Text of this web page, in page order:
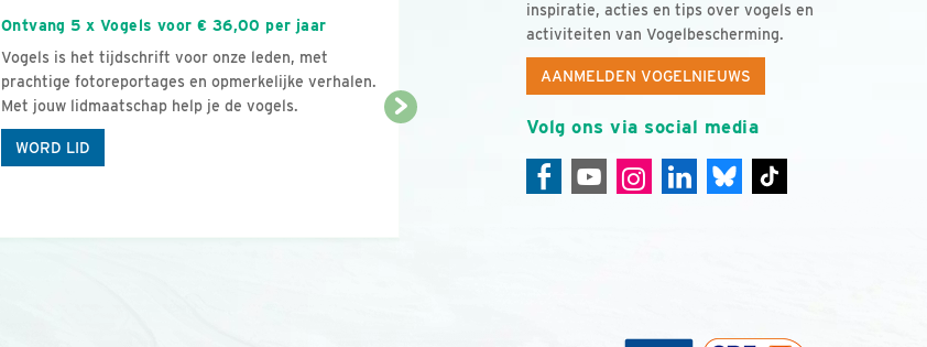
inspiratie, acties en tips over vogels en
activiteiten van Vogelbescherming.
AANMELDEN VOGELNIEUWS
Volg ons via social media
Ontvang 5 x Vogels voor € 36,00 per jaar
Vogels is het tijdschrift voor onze leden, met
prachtige fotoreportages en opmerkelijke verhalen.
Met jouw lidmaatschap help je de vogels.
WORD LID